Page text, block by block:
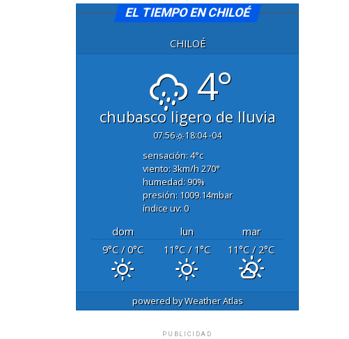
EL TIEMPO EN CHILOÉ
CHILOÉ
4°
chubasco ligero de lluvia
07:56 18:04 -04
sensación: 4°c
viento: 3km/h270°
humedad: 90%
presión: 1009.14mbar
índice uv: 0
dom lun
mar
9°C/ 0°C 11°C/ 1°C 11°C/ 2°C
powered byWeather Atlas
PUBLICIDAD